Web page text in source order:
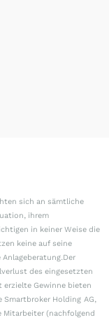
sich an sämtliche
ihrem
in keiner Weise die
keine auf seine
des eingesetzten
erzielte Gewinne bieten
Smartbroker Holding AG,
Mitarbeiter (nachfolgend